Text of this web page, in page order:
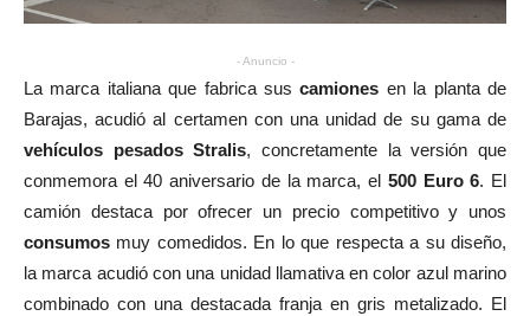
- Anuncio -
La marca italiana que fabrica suscamiones en la planta de
Barajas, acudió al certamen con una unidad de su gama de
vehículos pesados Stralis, concretamente la versión que
conmemora el 40 aniversario de la marca, el 500 Euro 6. El
camión destaca por ofrecer un precio competitivo y unos
consumos muy comedidos. En lo que respecta a su diseño,
la marca acudió con una unidad llamativa en color azul marino
combinado con una destacada franja en gris metalizado. El